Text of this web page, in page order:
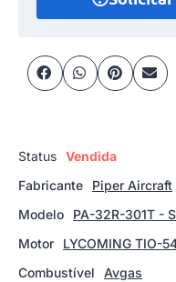
Status Vendida
Fabricante
Piper Aircraft
Modelo
PA-32R-301T -
Motor
LYCOMING TIO-
Combustível
Avgas